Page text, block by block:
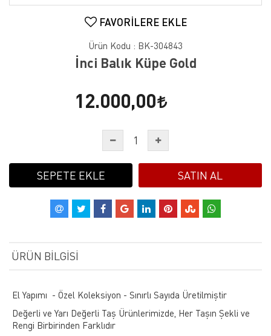
FAVORILERE EKLE
Ürün Kodu : BK-304843
İnci Balık Küpe Gold
12.000,00
SEPETE EKLE SATIN AL
ÜRÜN BILGISI
El Yapımı - Özel Koleksiyon - Sınırlı Sayıda Üretilmiştir
Değerli ve Yarı Değerli Taş Ürünlerimizde, Her Taşın Şekli ve
Rengi Birbirinden Farklıdır